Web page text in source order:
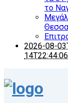
το
2026-08-